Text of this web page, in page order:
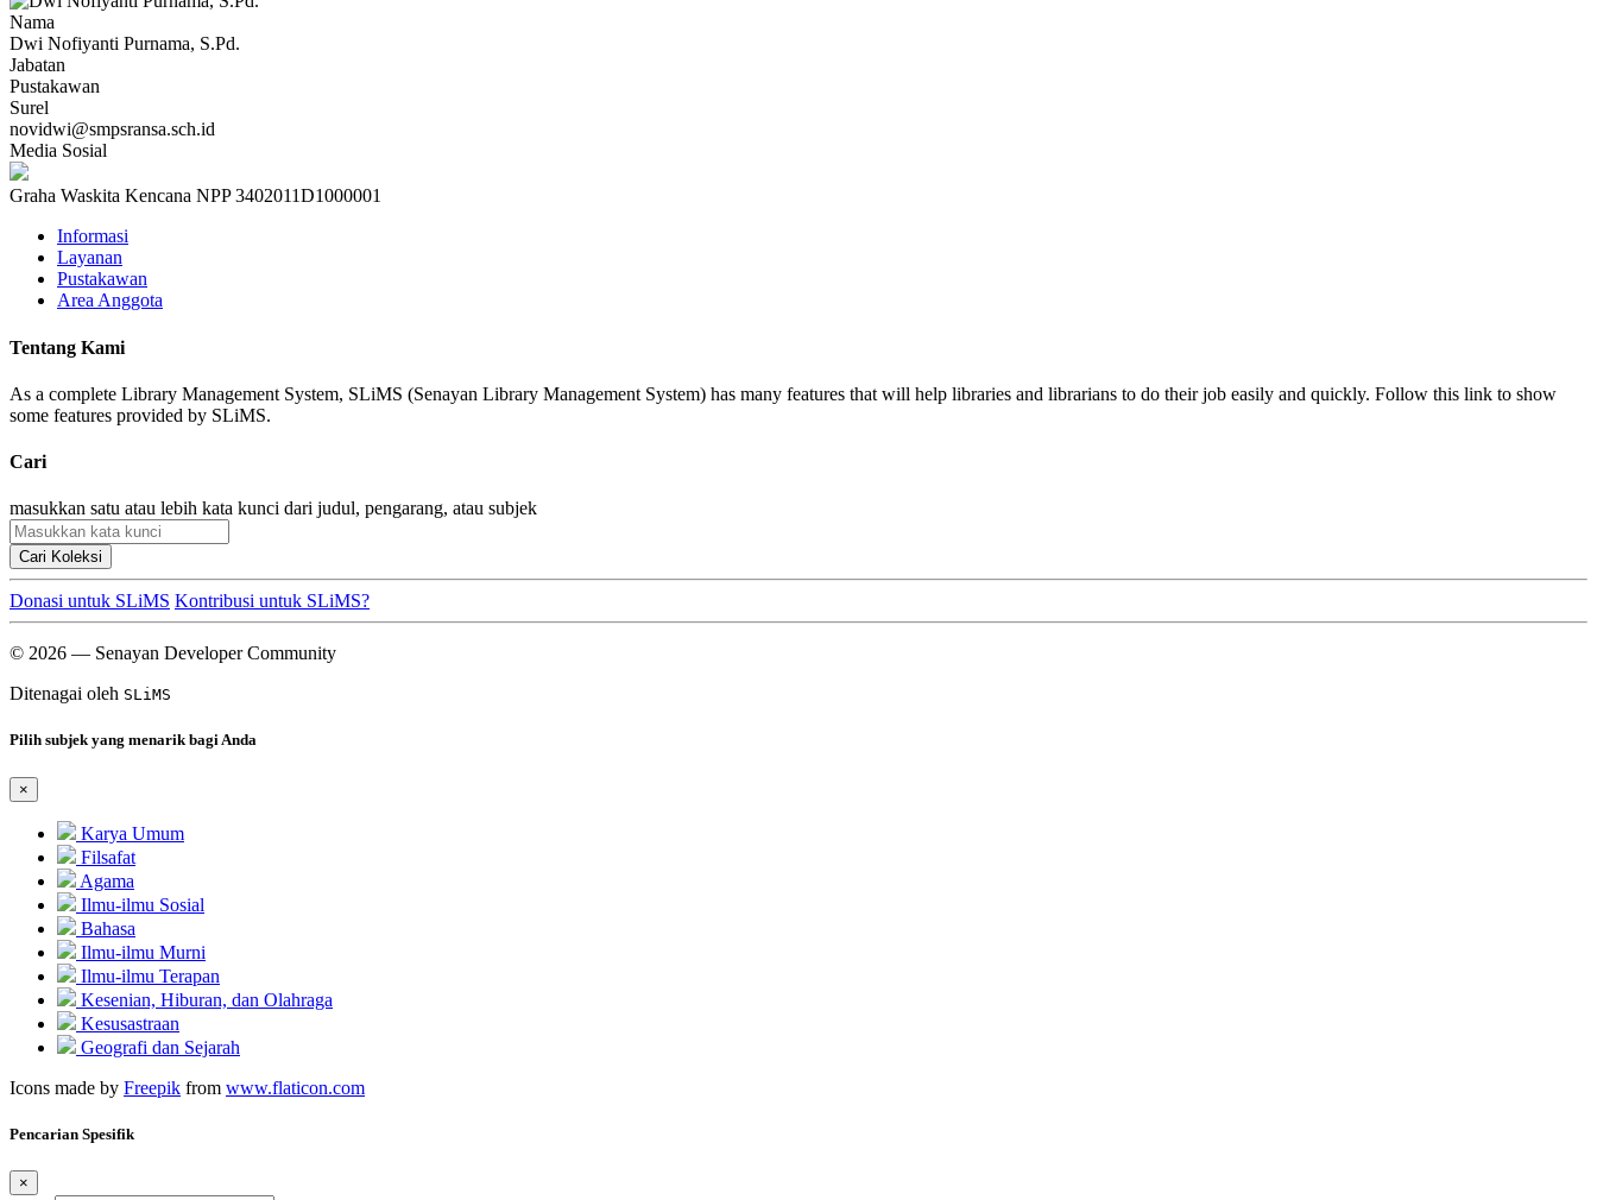
Nama
Dwi Nofiyanti Purnama, S.Pd.
Jabatan
Pustakawan
Surel
novidwi@smpsransa.sch.id
Media Sosial
Graha Waskita Kencana NPP 3402011D1000001
Informasi
Layanan
Pustakawan
Area Anggota
Tentang Kami
As a complete Library Management System, SLiMS (Senayan Library Management System) has many features that will help libraries and librarians to do their job easily and quickly. Follow this link to show
some features provided by SLiMS.
Cari
masukkan satu atau lebih kata kunci dari judul, pengarang, atau subjek
Cari Koleksi
Donasi untuk SLiMS Kontribusi untuk SLiMS?
© 2026 — Senayan Developer Community
Ditenagai oleh SLiMS
Pilih subjek yang menarik bagi Anda
×
Karya Umum
Filsafat
Agama
Ilmu-ilmu Sosial
Bahasa
Ilmu-ilmu Murni
Ilmu-ilmu Terapan
Kesenian, Hiburan, dan Olahraga
Kesusastraan
Geografi dan Sejarah
Icons made by Freepik from www.flaticon.com
Pencarian Spesifik
×